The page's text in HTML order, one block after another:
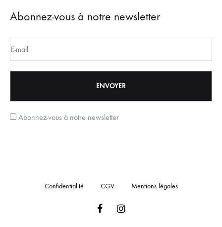
Abonnez-vous à notre newsletter
Abonnez-vous à notre newsletter
Confidentialité CGV Mentions légales
FacebookInstagram